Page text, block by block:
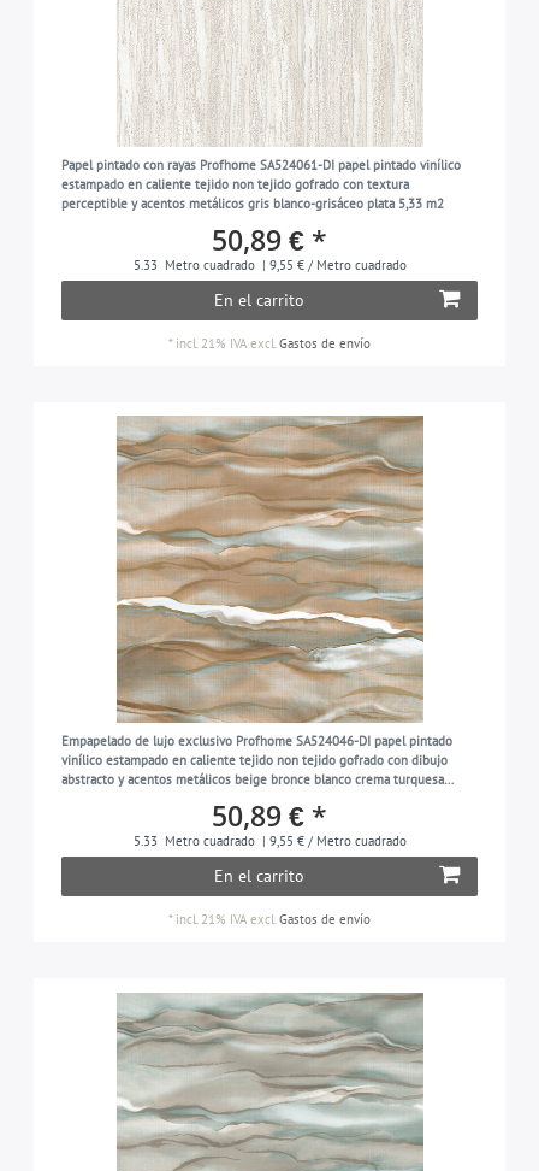
Papel pintado con rayas Profhome SA524061-DI papel pintado vinílico
estampado en caliente tejido non tejido gofrado con textura
perceptible y acentos metálicos gris blanco-grisáceo plata 5,33 m2
50,89 € *
5.33 Metro cuadrado | 9,55 € / Metro cuadrado
En el carrito
* incl. 21% IVA excl.Gastos de envío
Empapelado de lujo exclusivo Profhome SA524046-DI papel pintado
vinílico estampado en caliente tejido non tejido gofrado con dibujo
abstracto y acentos metálicos beige bronce blanco crema turquesa
50,89 € *
5.33 Metro cuadrado | 9,55 € / Metro cuadrado
En el carrito
* incl. 21% IVA excl.Gastos de envío